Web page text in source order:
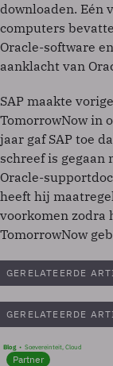
downloaden. Eén
computers
Oracle-software
aanklacht van
SAP maakte
TomorrowNow in
jaar gaf SAP toe
schreef is gegaan
Oracle-
heeft hij
voorkomen zodra
TomorrowNow
GERELATEERDE
GERELATEERDE
Blog Soevereinteit, Cloud
Partner